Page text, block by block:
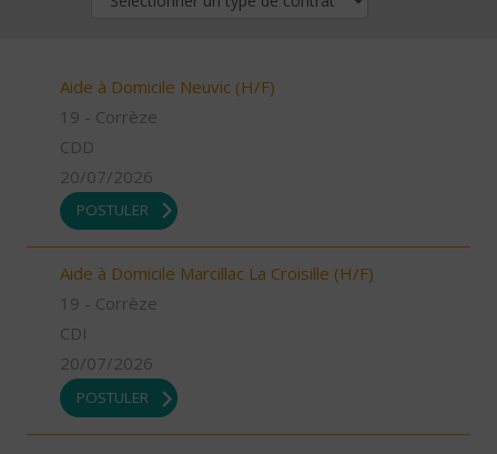
Aide à Domicile Neuvic (H/F)
19 - Corrèze
CDD
20/07/2026
POSTULER
Aide à Domicile Marcillac La Croisille (H/F)
19 - Corrèze
CDI
20/07/2026
POSTULER